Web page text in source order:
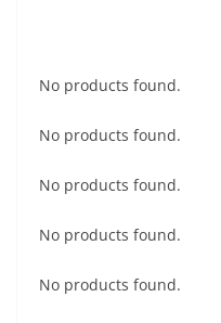
No products found.
No products found.
No products found.
No products found.
No products found.